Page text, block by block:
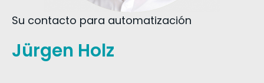
Su contacto para automatización
Jürgen Holz